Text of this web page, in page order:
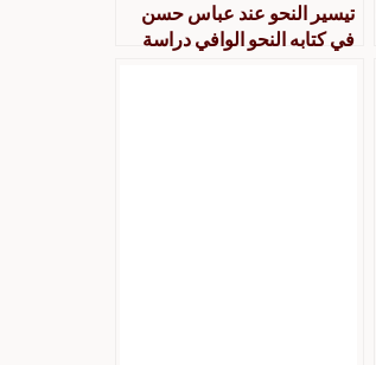
تيسير النحو عند عباس حسن
في كتابه النحو الوافي دراسة